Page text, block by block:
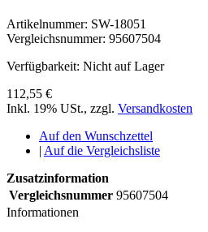
Artikelnummer: SW-18051
Vergleichsnummer: 95607504
Verfügbarkeit: Nicht auf Lager
112,55 €
Inkl. 19% USt., zzgl. Versandkosten
Auf den Wunschzettel
| Auf die Vergleichsliste
Zusatzinformation
Vergleichsnummer 95607504
Informationen